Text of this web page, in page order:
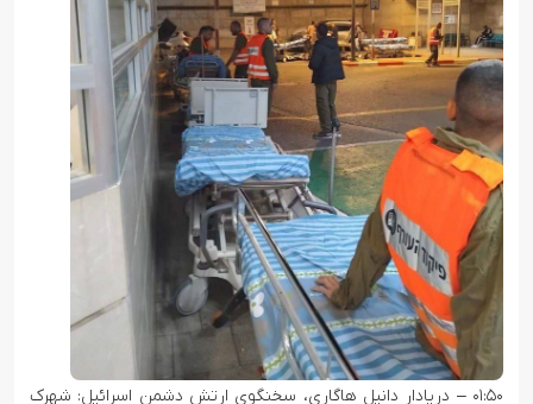
۰۱:۵۰ – دریادار دانیل هاگاری، سخنگوی ارتش دشمن اسرائیل: شهرک